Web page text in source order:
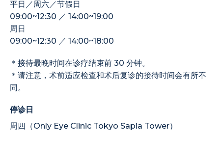
平日／周六／节假日
09:00~12:30 ／ 14:00~19:00
周日
09:00~12:30 ／ 14:00~18:00
＊接待最晚时间在诊疗结束前 30 分钟。
＊请注意，术前适应检查和术后复诊的接待时间会有所不
同。
停诊日
周四（Only Eye Clinic Tokyo Sapia Tower）